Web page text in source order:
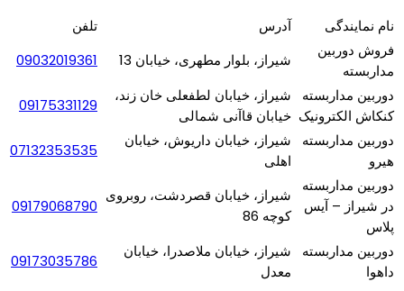
نام نمایندگی
آدرس
تلفن
فروش دوربین
مداربسته
شیراز، بلوار مطهری، خیابان 13
09032019361
دوربین مداربسته
کنکاش الکترونیک
شیراز، خیابان لطفعلی خان زند،
خیابان قاآنی شمالی
09175331129
دوربین مداربسته
هیرو
شیراز، خیابان داریوش، خیابان
اهلی
07132353535
دوربین مداربسته
در شیراز – آیس
پلاس
شیراز، خیابان قصردشت، روبروی
کوچه 86
09179068790
دوربین مداربسته
داهوا
شیراز، خیابان ملاصدرا، خیابان
معدل
09173035786